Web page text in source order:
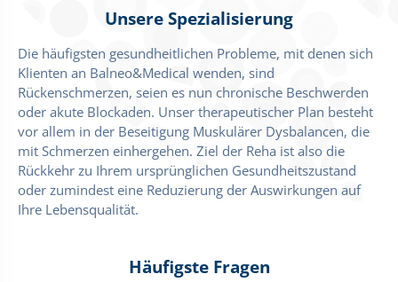
Unsere Spezialisierung
Die häufigsten gesundheitlichen Probleme, mit denen sich
Klienten an Balneo&Medical wenden, sind
Rückenschmerzen, seien es nun chronische Beschwerden
oder akute Blockaden. Unser therapeutischer Plan besteht
vor allem in der Beseitigung Muskulärer Dysbalancen, die
mit Schmerzen einhergehen. Ziel der Reha ist also die
Rückkehr zu Ihrem ursprünglichen Gesundheitszustand
oder zumindest eine Reduzierung der Auswirkungen auf
Ihre Lebensqualität.
Häufigste Fragen